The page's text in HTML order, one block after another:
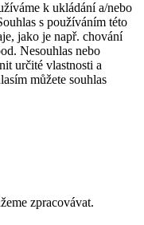
k ukládání a/nebo
s používáním této
jako je např. chování
Nesouhlas nebo
určité vlastnosti a
můžete souhlas
zpracovávat.